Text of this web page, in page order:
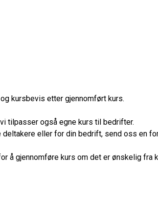
kursbevis etter gjennomført kurs.
tilpasser også egne kurs til bedrifter.
eller for din bedrift, send oss en
å gjennomføre kurs om det er ønskelig fra